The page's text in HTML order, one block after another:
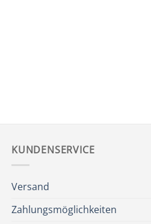
KUNDENSERVICE
Versand
Zahlungsmöglichkeiten